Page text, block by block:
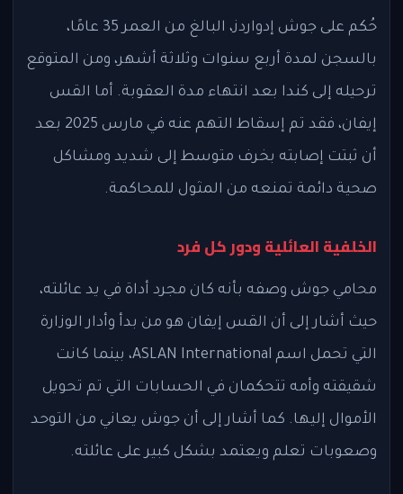
حُكم على جوش إدواردز، البالغ من العمر 35 عامًا،
بالسجن لمدة أربع سنوات وثلاثة أشهر، ومن المتوقع
ترحيله إلى كندا بعد انتهاء مدة العقوبة. أما القس
إيفان، فقد تم إسقاط التهم عنه في مارس 2025 بعد
أن ثبتت إصابته بخرف متوسط إلى شديد ومشاكل
صحية دائمة تمنعه من المثول للمحاكمة.
الخلفية العائلية ودور كل فرد
محامي جوش وصفه بأنه كان مجرد أداة في يد عائلته،
حيث أشار إلى أن القس إيفان هو من بدأ وأدار الوزارة
التي تحمل اسم ASLAN International، بينما كانت
شقيقته وأمه تتحكمان في الحسابات التي تم تحويل
الأموال إليها. كما أشار إلى أن جوش يعاني من التوحد
وصعوبات تعلم ويعتمد بشكل كبير على عائلته.